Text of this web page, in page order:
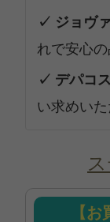
✓ ジョヴ
れで安心
✓ デパコ
い求めい
【